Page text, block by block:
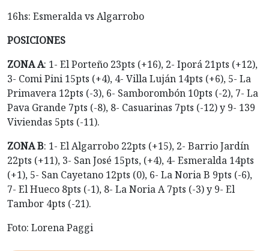
16hs: Esmeralda vs Algarrobo
POSICIONES
ZONA A: 1- El Porteño 23pts (+16), 2- Iporá 21pts (+12),
3- Comi Pini 15pts (+4), 4- Villa Luján 14pts (+6), 5- La
Primavera 12pts (-3), 6- Samborombón 10pts (-2), 7- La
Pava Grande 7pts (-8), 8- Casuarinas 7pts (-12) y 9- 139
Viviendas 5pts (-11).
ZONA B: 1- El Algarrobo 22pts (+15), 2- Barrio Jardín
22pts (+11), 3- San José 15pts, (+4), 4- Esmeralda 14pts
(+1), 5- San Cayetano 12pts (0), 6- La Noria B 9pts (-6),
7- El Hueco 8pts (-1), 8- La Noria A 7pts (-3) y 9- El
Tambor 4pts (-21).
Foto: Lorena Paggi